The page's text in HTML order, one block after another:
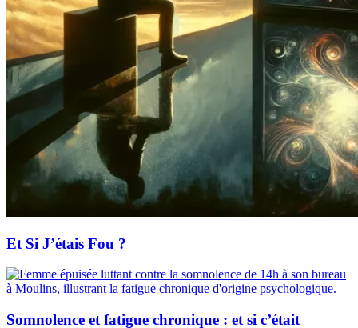
Et Si J’étais Fou ?
Somnolence et fatigue chronique : et si c’était